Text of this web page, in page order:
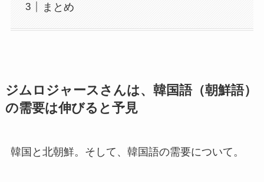
まとめ
ジムロジャースさんは、韓国語（朝鮮語）
の需要は伸びると予見
韓国と北朝鮮。そして、韓国語の需要について。